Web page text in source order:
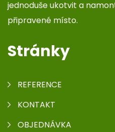
jednoduše ukotvit a
připravené místo.
Stránky
REFERENCE
KONTAKT
OBJEDNÁVKA